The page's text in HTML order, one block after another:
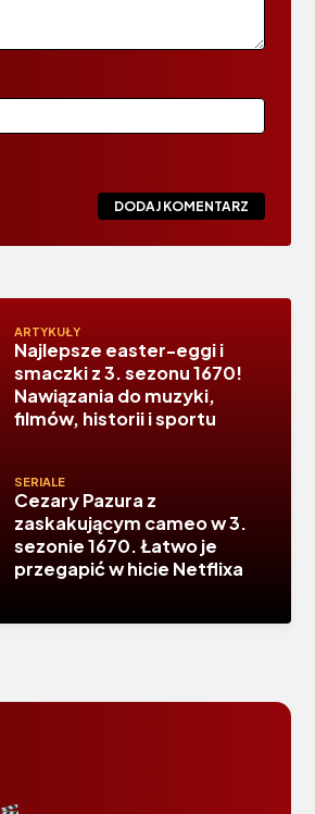
ARTYKUŁY
Najlepsze easter-eggi i
smaczki z 3. sezonu 1670!
Nawiązania do muzyki,
filmów, historii i sportu
SERIALE
Cezary Pazura z
zaskakującym cameo w 3.
sezonie 1670. Łatwo je
przegapić w hicie Netflixa